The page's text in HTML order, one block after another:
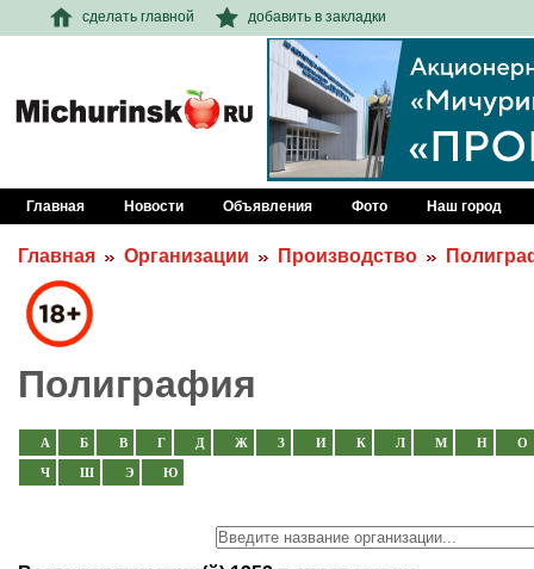
сделать главной добавить в закладки
Главная Новости Объявления Фото Наш город
Главная Организации Производство
Полиграфия
А Б В Г Д Ж З И К Л М Н О
Ч Ш Э Ю